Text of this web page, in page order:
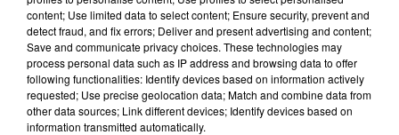
cinq mois.
FIL D'ACTUS
content; Use limited data to select content; Ensure security, prevent and
detect fraud, and fix errors; Deliver and present advertising and content;
Save and communicate privacy choices. These technologies may
process personal data such as IP address and browsing data to offer
following functionalities: Identify devices based on information actively
requested; Use precise geolocation data; Match and combine data from
other data sources; Link different devices; Identify devices based on
information transmitted automatically.